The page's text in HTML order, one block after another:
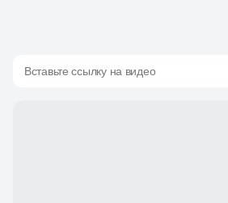
Вставьте ссылку на видео